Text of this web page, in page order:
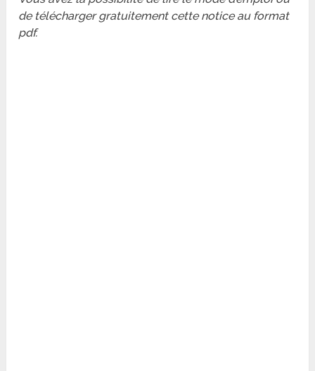
de télécharger gratuitement cette notice au format
pdf.